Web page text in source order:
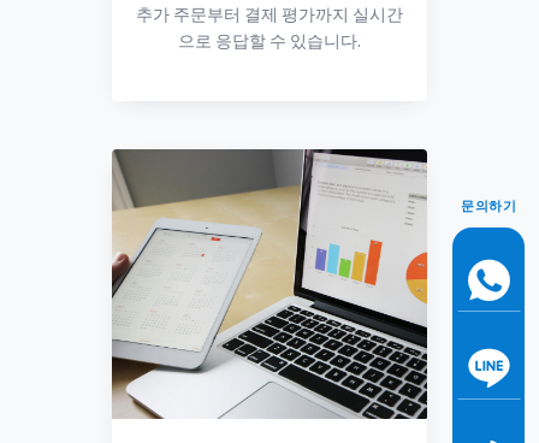
추가 주문부터 결제 평가까지 실시간
으로 응답할 수 있습니다.
문의하기